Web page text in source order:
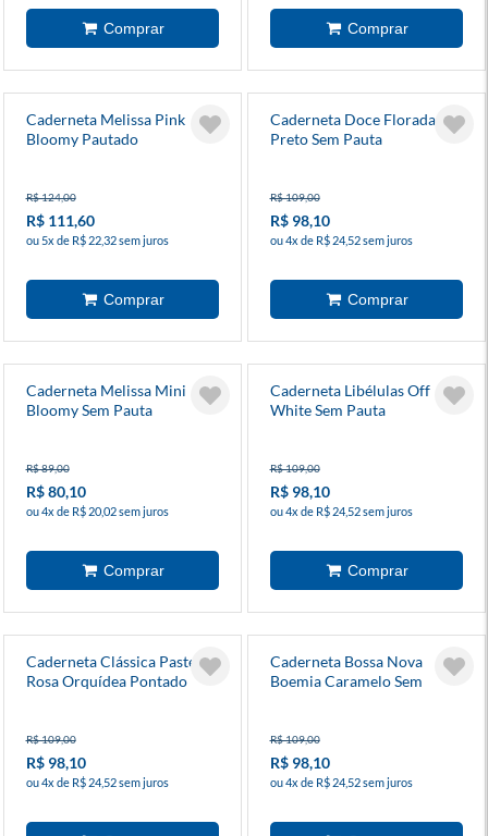
Caderneta Melissa Pink
Bloomy Pautado
R$ 124,00
R$ 111,60
ou 5x de R$ 22,32 sem juros
Caderneta Doce Florada
Preto Sem Pauta
R$ 109,00
R$ 98,10
ou 4x de R$ 24,52 sem juros
Caderneta Melissa Mini
Bloomy Sem Pauta
R$ 89,00
R$ 80,10
ou 4x de R$ 20,02 sem juros
Caderneta Libélulas Off
White Sem Pauta
R$ 109,00
R$ 98,10
ou 4x de R$ 24,52 sem juros
Caderneta Clássica Pastel
Rosa Orquídea Pontado
R$ 109,00
R$ 98,10
ou 4x de R$ 24,52 sem juros
Caderneta Bossa Nova
Boemia Caramelo Sem
R$ 109,00
R$ 98,10
ou 4x de R$ 24,52 sem juros